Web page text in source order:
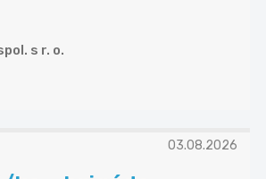
s r. o.
03.08.2026